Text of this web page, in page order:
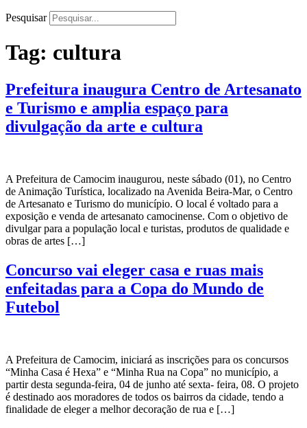
Pesquisar
Tag: cultura
Prefeitura inaugura Centro de Artesanato
e Turismo e amplia espaço para
divulgação da arte e cultura
A Prefeitura de Camocim inaugurou, neste sábado (01), no Centro
de Animação Turística, localizado na Avenida Beira-Mar, o Centro
de Artesanato e Turismo do município. O local é voltado para a
exposição e venda de artesanato camocinense. Com o objetivo de
divulgar para a população local e turistas, produtos de qualidade e
obras de artes […]
Concurso vai eleger casa e ruas mais
enfeitadas para a Copa do Mundo de
Futebol
A Prefeitura de Camocim, iniciará as inscrições para os concursos
“Minha Casa é Hexa” e “Minha Rua na Copa” no município, a
partir desta segunda-feira, 04 de junho até sexta- feira, 08. O projeto
é destinado aos moradores de todos os bairros da cidade, tendo a
finalidade de eleger a melhor decoração de rua e […]